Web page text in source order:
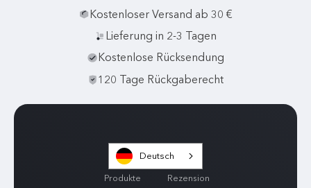
Kostenloser Versand ab 30 €
Lieferung in 2-3 Tagen
Kostenlose Rücksendung
120 Tage Rückgaberecht
Produkte Rezension
Deutsch